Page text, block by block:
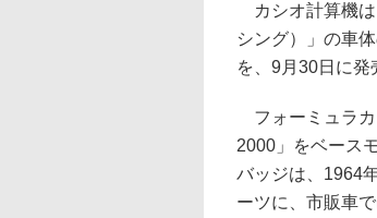
カシオ計算機は
シング）」の車
を、9月30日に発
フォーミュラカ
2000」をベース
バッジは、1964
ーツに、市販車